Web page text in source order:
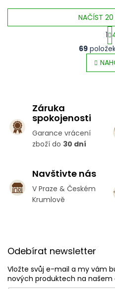
v
l
r
v
NAČÍST 20
t
r
1
69
Záruka
spokojenosti
Garance vrácení
zboží do 30 dní
Navštivte nás
V Praze & Českém
Krumlově
Odebírat newsletter
Vložte svůj e-mail a my vám
nových produktech na našem